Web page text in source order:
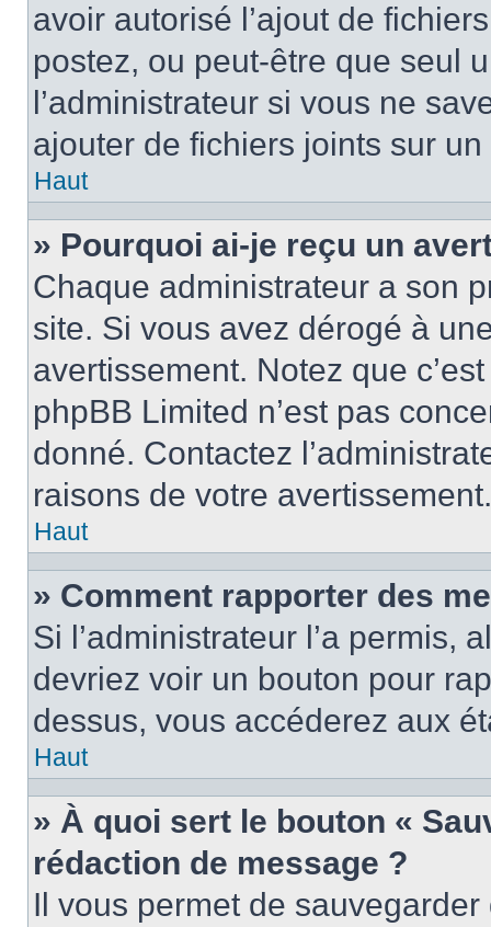
avoir autorisé l’ajout de
postez, ou peut-être que seul
l’administrateur si vous ne
ajouter de fichiers joints sur un
Haut
» Pourquoi ai-je reçu un
Chaque administrateur a son
site. Si vous avez dérogé à
avertissement. Notez que
phpBB Limited n’est pas
donné. Contactez
raisons de votre avertissement.
Haut
» Comment rapporter des
Si l’administrateur l’a permis,
devriez voir un bouton pour
dessus, vous accéderez aux
Haut
» À quoi sert le bouton «
rédaction de message ?
Il vous permet de